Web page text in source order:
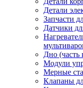
Детали
Запчасти
Датчики
Дно (часть
Модули
Мерные
Клапаны